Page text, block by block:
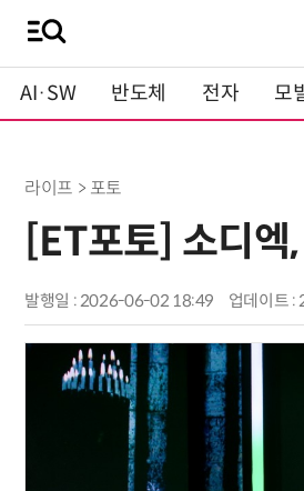
AI·SW 반도체 전자 모
라이프 > 포토
[ET포토] 소디
발행일 : 2026-06-02 18:49 업데이트